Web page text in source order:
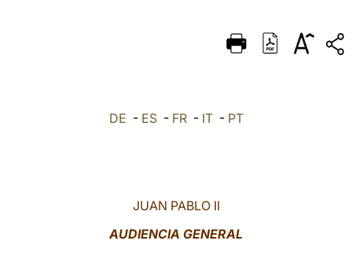
DEUTSCH
DE - ES- FR- IT- PT
JUAN PABLO II
AUDIENCIA GENERAL